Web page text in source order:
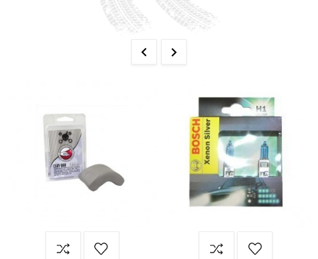
 